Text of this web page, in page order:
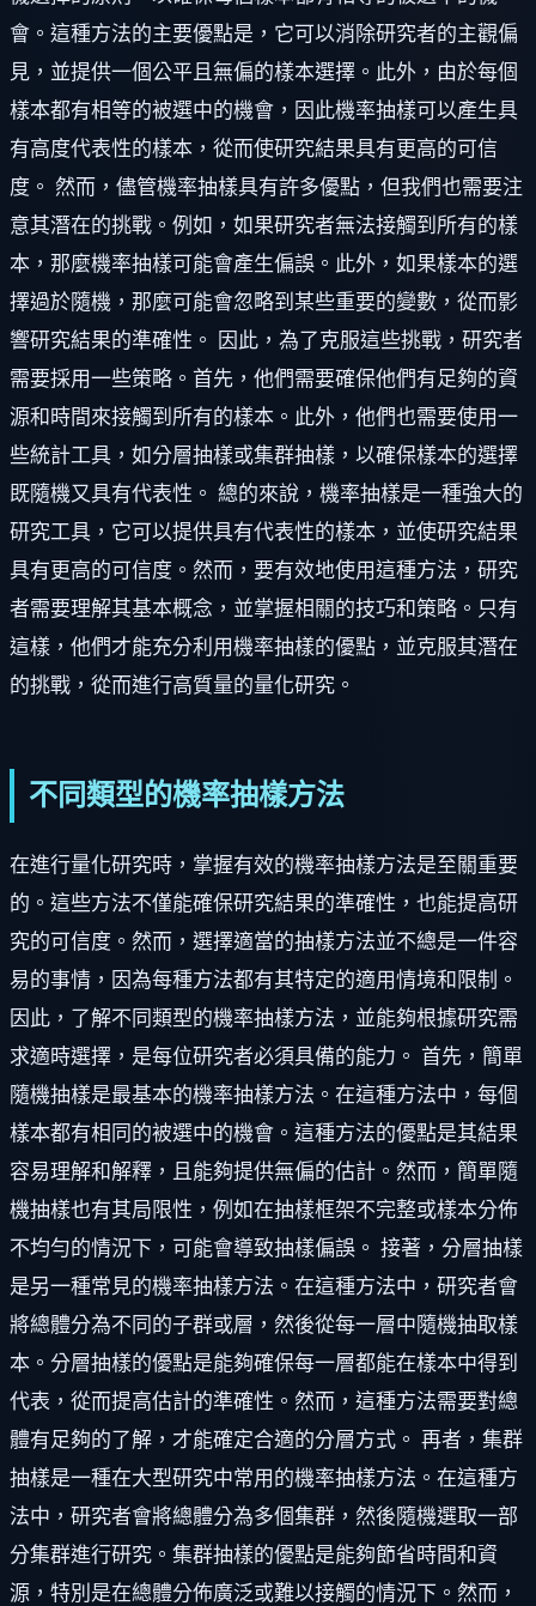
會。這種方法的主要優點是，它可以消除研究者的主觀偏
見，並提供一個公平且無偏的樣本選擇。此外，由於每個
樣本都有相等的被選中的機會，因此機率抽樣可以產生具
有高度代表性的樣本，從而使研究結果具有更高的可信
度。 然而，儘管機率抽樣具有許多優點，但我們也需要注
意其潛在的挑戰。例如，如果研究者無法接觸到所有的樣
本，那麼機率抽樣可能會產生偏誤。此外，如果樣本的選
擇過於隨機，那麼可能會忽略到某些重要的變數，從而影
響研究結果的準確性。 因此，為了克服這些挑戰，研究者
需要採用一些策略。首先，他們需要確保他們有足夠的資
源和時間來接觸到所有的樣本。此外，他們也需要使用一
些統計工具，如分層抽樣或集群抽樣，以確保樣本的選擇
既隨機又具有代表性。 總的來說，機率抽樣是一種強大的
研究工具，它可以提供具有代表性的樣本，並使研究結果
具有更高的可信度。然而，要有效地使用這種方法，研究
者需要理解其基本概念，並掌握相關的技巧和策略。只有
這樣，他們才能充分利用機率抽樣的優點，並克服其潛在
的挑戰，從而進行高質量的量化研究。
不同類型的機率抽樣方法
在進行量化研究時，掌握有效的機率抽樣方法是至關重要
的。這些方法不僅能確保研究結果的準確性，也能提高研
究的可信度。然而，選擇適當的抽樣方法並不總是一件容
易的事情，因為每種方法都有其特定的適用情境和限制。
因此，了解不同類型的機率抽樣方法，並能夠根據研究需
求適時選擇，是每位研究者必須具備的能力。 首先，簡單
隨機抽樣是最基本的機率抽樣方法。在這種方法中，每個
樣本都有相同的被選中的機會。這種方法的優點是其結果
容易理解和解釋，且能夠提供無偏的估計。然而，簡單隨
機抽樣也有其局限性，例如在抽樣框架不完整或樣本分佈
不均勻的情況下，可能會導致抽樣偏誤。 接著，分層抽樣
是另一種常見的機率抽樣方法。在這種方法中，研究者會
將總體分為不同的子群或層，然後從每一層中隨機抽取樣
本。分層抽樣的優點是能夠確保每一層都能在樣本中得到
代表，從而提高估計的準確性。然而，這種方法需要對總
體有足夠的了解，才能確定合適的分層方式。 再者，集群
抽樣是一種在大型研究中常用的機率抽樣方法。在這種方
法中，研究者會將總體分為多個集群，然後隨機選取一部
分集群進行研究。集群抽樣的優點是能夠節省時間和資
源，特別是在總體分佈廣泛或難以接觸的情況下。然而，